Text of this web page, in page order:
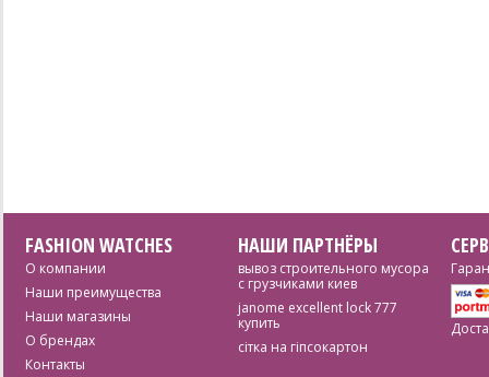
FASHION WATCHES
О компании
Наши преимущества
Наши магазины
О брендах
Контакты
НАШИ ПАРТНЁРЫ
вывоз строительного мусора
с грузчиками киев
janome excellent lock 777
купить
сітка на гіпсокартон